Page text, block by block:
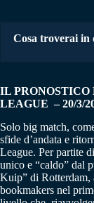
Cosa troverai in
IL PRONOSTICO
LEAGUE – 20/3/
Solo big match,
sfide d’andata e
League. Per partite
unico e “caldo” dal
Kuip” di Rotterdam,
bookmakers nel